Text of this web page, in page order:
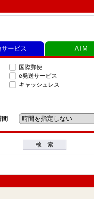
国際郵便
e発送サービス
キャッシュレス
間
サービス ATM
検 索